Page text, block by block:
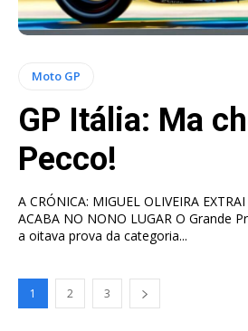
Moto GP
GP Itália: Ma
Pecco!
A CRÓNICA: MIGUEL OLIVEIRA
ACABA NO NONO LUGAR O Grande
a oitava prova da categoria...
1 2 3